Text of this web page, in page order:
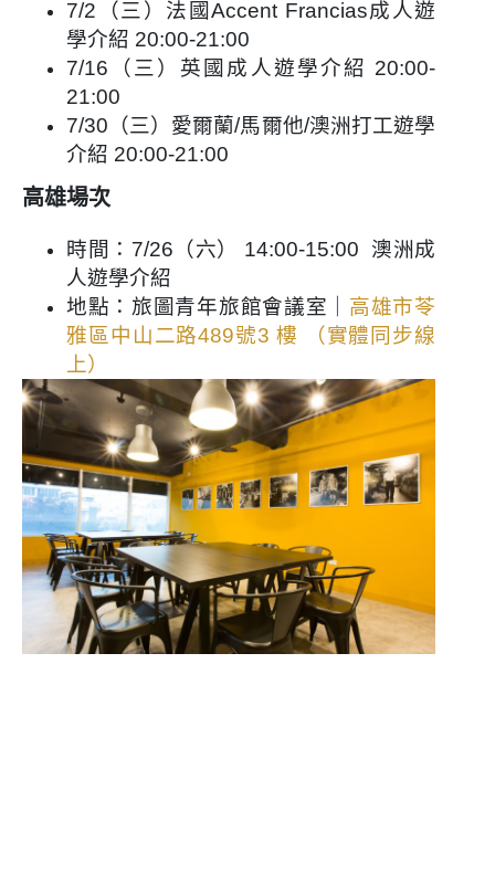
7/2（三）法國Accent Francias成人遊
學介紹 20:00-21:00
7/16（三）英國成人遊學介紹 20:00-
21:00
7/30（三）愛爾蘭/馬爾他/澳洲打工遊學
介紹 20:00-21:00
高雄場次
時間：7/26（六） 14:00-15:00 澳洲成
人遊學介紹
地點：旅圖青年旅館會議室｜ 高雄市苓
雅區中山二路489號3 樓 （實體同步線
上）